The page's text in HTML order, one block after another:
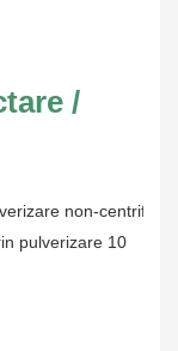
/